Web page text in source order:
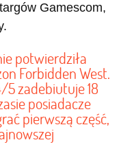
Gamescom,
potwierdziła
Forbidden West.
5 zadebiutuje 18
posiadacze
pierwszą część,